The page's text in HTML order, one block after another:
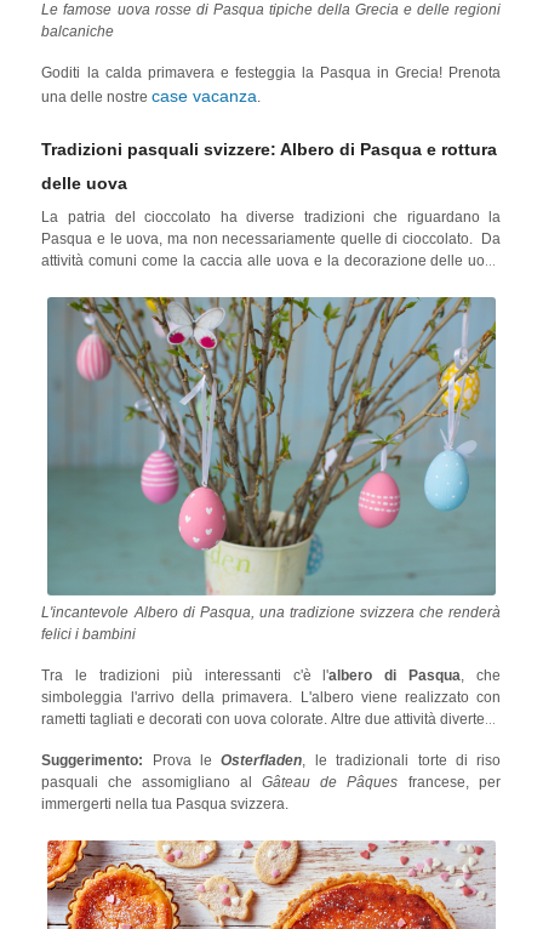
Le famose uova rosse di Pasqua tipiche della Grecia e delle regioni
balcaniche
Goditi la calda primavera e festeggia la Pasqua in Grecia! Prenota
una delle nostrecase vacanza.
Tradizioni pasquali svizzere: Albero di Pasqua e rottura
delle uova
La patria del cioccolato ha diverse tradizioni che riguardano la
Pasqua e le uova, ma non necessariamente quelle di cioccolato. Da
attività comuni come la caccia alle uova e la decorazione delle uova
cantoni, la Pasqua in Svizzera è puro divertimento per tutta la
famiglia.
L'incantevole Albero di Pasqua, una tradizione svizzera che renderà
felici i bambini
Tra le tradizioni più interessanti c'è l'albero di Pasqua, che
simboleggia l'arrivo della primavera. L'albero viene realizzato con
rametti tagliati e decorati con uova colorate. Altre due attività divertenti
significa "rompere l'uovo" e consiste nel rompere l'uovo
dell'avversario senza rompere il proprio; il vincitore mangerà l'uovo.
Lo Zwanzgerle si gioca il lunedì di Pasqua: di solito sono gli adulti a
fallisce, il bambino vince la moneta!
Suggerimento: Prova leOsterfladen, le tradizionali torte di riso
pasquali che assomigliano alGâteau de Pâques francese, per
immergerti nella tua Pasqua svizzera.